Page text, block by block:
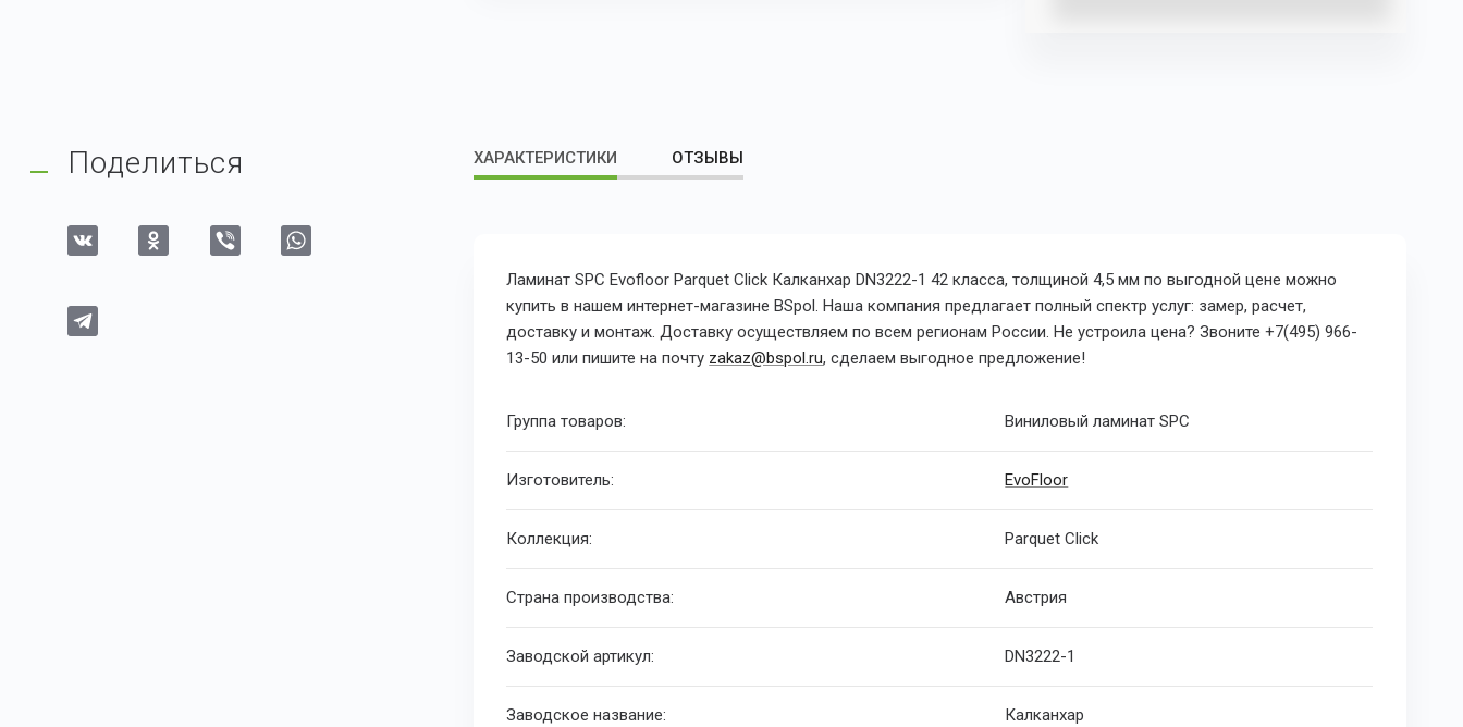
ХАРАКТЕРИСТИКИ ОТЗЫВЫ
Ламинат SPC Evofloor Parquet Click Калканхар DN3222-1 42 класса, толщиной 4,5 мм по выгодной цене можно
купить в нашем интернет-магазине BSpol. Наша компания предлагает полный спектр услуг: замер, расчет,
доставку и монтаж. Доставку осуществляем по всем регионам России. Не устроила цена? Звоните +7(495) 966-
13-50 или пишите на почту zakaz@bspol.ru, сделаем выгодное предложение!
Группа товаров: Виниловый ламинат SPC
Изготовитель: EvoFloor
Коллекция: Parquet Click
Страна производства: Австрия
Заводской артикул: DN3222-1
Заводское название: Калканхар
Поделиться